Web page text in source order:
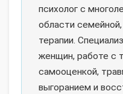
психолог с
области
терапии.
женщин, работе с
самооценкой,
выгоранием и